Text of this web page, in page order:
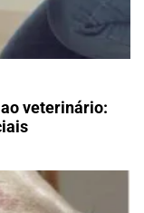
veterinário: